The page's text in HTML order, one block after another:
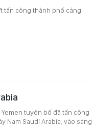
tấn công thành phố cảng
tuyên bố đã tấn công
Nam Saudi Arabia, vào sáng